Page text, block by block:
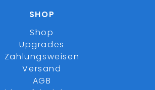
SHOP
Shop
Upgrades
Zahlungsweisen
Versand
AGB